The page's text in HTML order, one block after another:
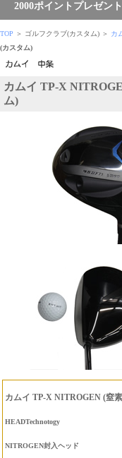
2000ポイントプレゼン
TOP ＞ ゴルフクラブ(カスタム) ＞ カ
(カスタム)
カムイ TP-X
ム)
カムイ TP-X NITROGEN (窒
HEADTechnotogy
NITROGEN封入ヘッド